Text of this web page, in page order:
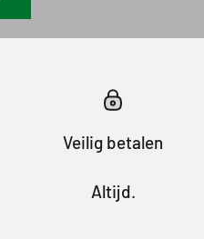
Veilig betalen
Altijd.